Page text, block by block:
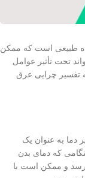
طبیعی است که ممکن
تحت تأثیر عوامل
تفسیر چرایی عرق
دما به عنوان یک
که دمای بدن
و ممکن است با